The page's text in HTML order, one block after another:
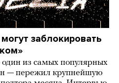
заблокировать
из самых популярных
— пережил крупнейшую